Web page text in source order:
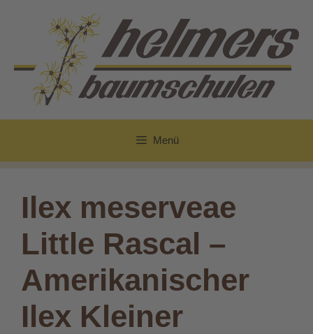
springen
Menü
Ilex meserveae
Little Rascal –
Amerikanischer
Ilex Kleiner